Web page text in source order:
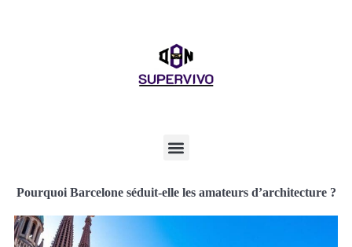
Pourquoi Barcelone séduit-elle les amateurs d’architecture ?